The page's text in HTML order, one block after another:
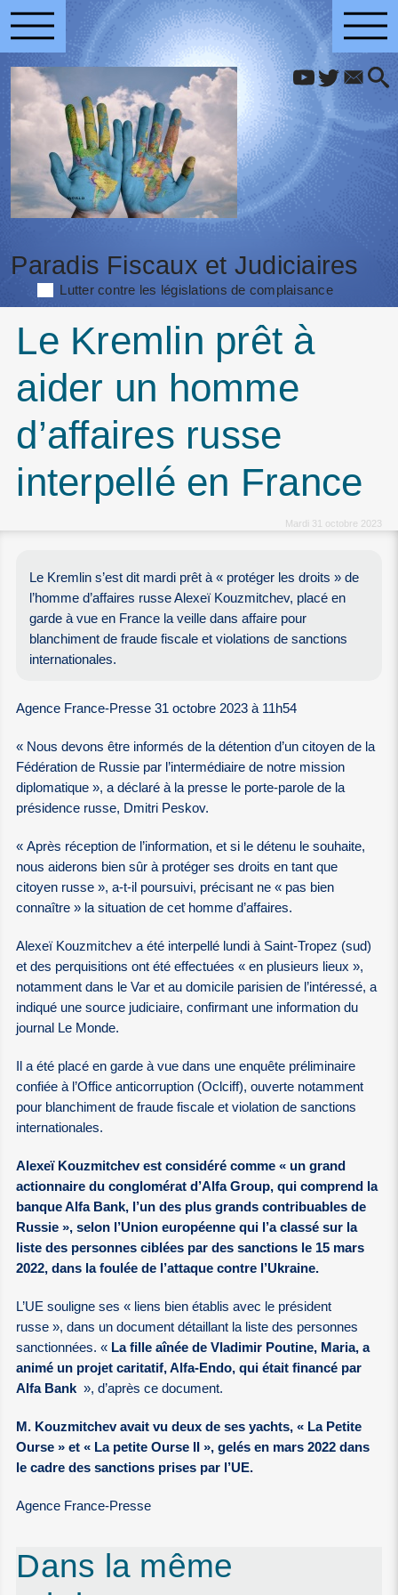
Paradis Fiscaux et Judiciaires
Lutter contre les législations de complaisance
Le Kremlin prêt à
aider un homme
d’affaires russe
interpellé en France
Mardi 31 octobre 2023
Le Kremlin s’est dit mardi prêt à « protéger les droits » de
l’homme d’affaires russe Alexeï Kouzmitchev, placé en
garde à vue en France la veille dans affaire pour
blanchiment de fraude fiscale et violations de sanctions
internationales.
Agence France-Presse 31 octobre 2023 à 11h54
« Nous devons être informés de la détention d’un citoyen de la
Fédération de Russie par l’intermédiaire de notre mission
diplomatique », a déclaré à la presse le porte-parole de la
présidence russe, Dmitri Peskov.
« Après réception de l’information, et si le détenu le souhaite,
nous aiderons bien sûr à protéger ses droits en tant que
citoyen russe », a-t-il poursuivi, précisant ne « pas bien
connaître » la situation de cet homme d’affaires.
Alexeï Kouzmitchev a été interpellé lundi à Saint-Tropez (sud)
et des perquisitions ont été effectuées « en plusieurs lieux »,
notamment dans le Var et au domicile parisien de l’intéressé, a
indiqué une source judiciaire, confirmant une information du
journal Le Monde.
Il a été placé en garde à vue dans une enquête préliminaire
confiée à l’Office anticorruption (Oclciff), ouverte notamment
pour blanchiment de fraude fiscale et violation de sanctions
internationales.
Alexeï Kouzmitchev est considéré comme « un grand
actionnaire du conglomérat d’Alfa Group, qui comprend la
banque Alfa Bank, l’un des plus grands contribuables de
Russie », selon l’Union européenne qui l’a classé sur la
liste des personnes ciblées par des sanctions le 15 mars
2022, dans la foulée de l’attaque contre l’Ukraine.
L’UE souligne ses « liens bien établis avec le président
russe », dans un document détaillant la liste des personnes
sanctionnées. « La fille aînée de Vladimir Poutine, Maria, a
animé un projet caritatif, Alfa-Endo, qui était financé par
Alfa Bank », d’après ce document.
M. Kouzmitchev avait vu deux de ses yachts, « La Petite
Ourse » et « La petite Ourse II », gelés en mars 2022 dans
le cadre des sanctions prises par l’UE.
Agence France-Presse
Dans la même